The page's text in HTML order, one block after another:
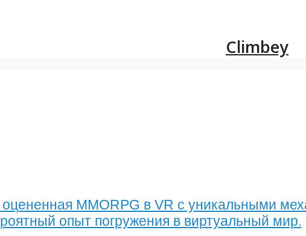
Climbey
MMORPG в VR с уникальными
опыт погружения в виртуальный мир.